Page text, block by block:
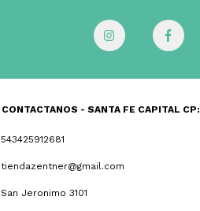
CONTACTANOS - SANTA FE CAPITAL
543425912681
tiendazentner@gmail.com
San Jeronimo 3101